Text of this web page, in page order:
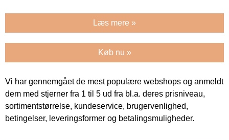
Læs mere »
Køb nu »
Vi har gennemgået de mest populære webshops og anmeldt
dem med stjerner fra 1 til 5 ud fra bl.a. deres prisniveau,
sortimentstørrelse, kundeservice, brugervenlighed,
betingelser, leveringsformer og betalingsmuligheder.